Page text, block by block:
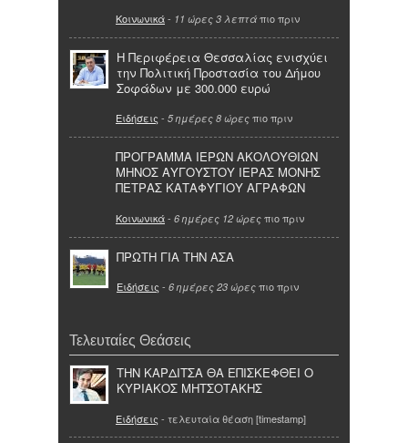
Κοινωνικά- 11 ώρες 3 λεπτά πιο πριν
Η Περιφέρεια Θεσσαλίας ενισχύει
την Πολιτική Προστασία του Δήμου
Σοφάδων με 300.000 ευρώ
Ειδήσεις - 5 ημέρες 8 ώρες πιο πριν
ΠΡΟΓΡΑΜΜΑ ΙΕΡΩΝ ΑΚΟΛΟΥΘΙΩΝ
ΜΗΝΟΣ ΑΥΓΟΥΣΤΟΥ ΙΕΡΑΣ ΜΟΝΗΣ
ΠΕΤΡΑΣ ΚΑΤΑΦΥΓΙΟΥ ΑΓΡΑΦΩΝ
Κοινωνικά- 6 ημέρες 12 ώρες πιο πριν
ΠΡΩΤΗ ΓΙΑ ΤΗΝ ΑΣΑ
Ειδήσεις - 6 ημέρες 23 ώρες πιο πριν
Τελευταίες Θεάσεις
ΤΗΝ ΚΑΡΔΙΤΣΑ ΘΑ ΕΠΙΣΚΕΦΘΕΙ Ο
ΚΥΡΙΑΚΟΣ ΜΗΤΣΟΤΑΚΗΣ
Ειδήσεις - τελευταία θέαση [timestamp]